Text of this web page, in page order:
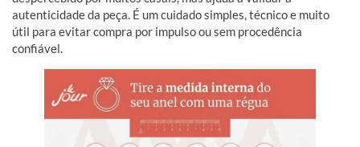
autenticidade da peça. É um cuidado simples, técnico e muito
útil para evitar compra por impulso ou sem procedência
confiável.